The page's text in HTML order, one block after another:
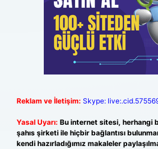
Reklam ve İletişim: Skype:
Yasal Uyarı: Bu internet sitesi, herhangi
şahıs şirketi ile hiçbir bağlantısı
kendi hazırladığımız makaleler